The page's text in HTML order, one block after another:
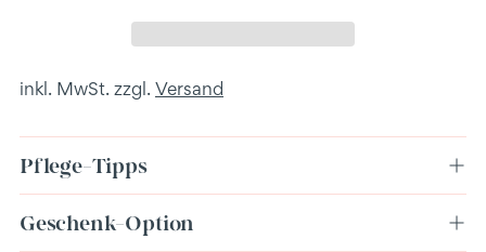
inkl. MwSt. zzgl. Versand
Pflege-Tipps
Geschenk-Option